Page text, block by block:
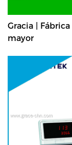
Gracia |
mayor